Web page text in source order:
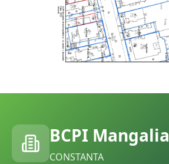
BCPI Mangalia
CONSTANTA